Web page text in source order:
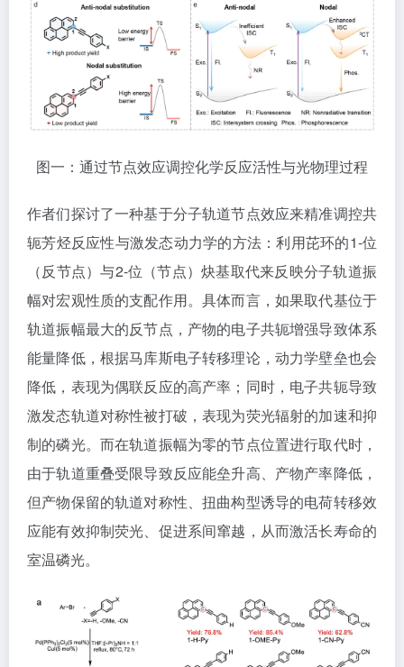
图一：通过节点效应调控化学反应活性与光物理过程
作者们探讨了一种基于分子轨道节点效应来精准调控共
轭芳烃反应性与激发态动力学的方法：利用芘环的1-位
（反节点）与2-位（节点）炔基取代来反映分子轨道振
幅对宏观性质的支配作用。具体而言，如果取代基位于
轨道振幅最大的反节点，产物的电子共轭增强导致体系
能量降低，根据马库斯电子转移理论，动力学壁垒也会
降低，表现为偶联反应的高产率；同时，电子共轭导致
激发态轨道对称性被打破，表现为荧光辐射的加速和抑
制的磷光。而在轨道振幅为零的节点位置进行取代时，
由于轨道重叠受限导致反应能垒升高、产物产率降低，
但产物保留的轨道对称性、扭曲构型诱导的电荷转移效
应能有效抑制荧光、促进系间窜越，从而激活长寿命的
室温磷光。